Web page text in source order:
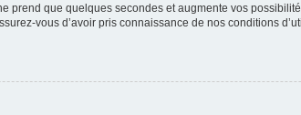
prend que quelques secondes et augmente vos
vous d’avoir pris connaissance de nos conditions